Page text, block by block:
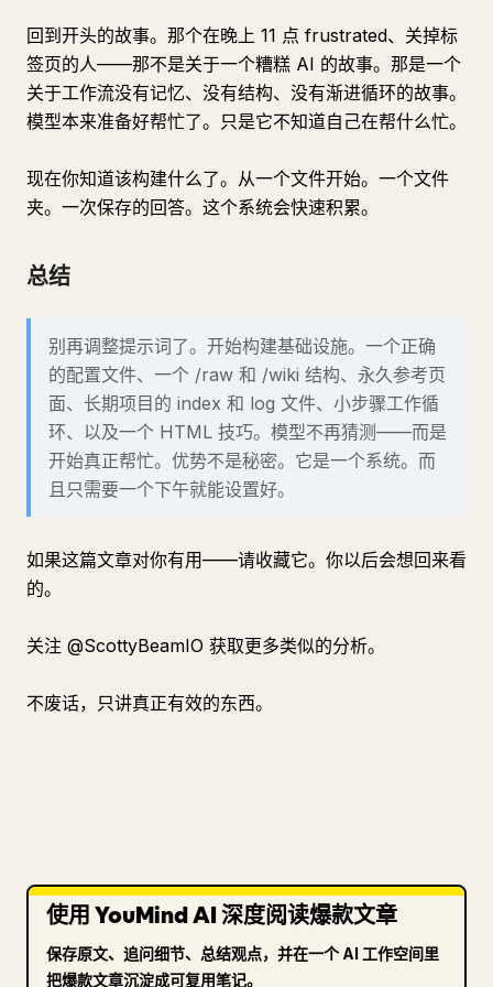
回到开头的故事。那个在晚上 11 点 frustrated、关掉标
签页的人——那不是关于一个糟糕 AI 的故事。那是一个
关于工作流没有记忆、没有结构、没有渐进循环的故事。
模型本来准备好帮忙了。只是它不知道自己在帮什么忙。
现在你知道该构建什么了。从一个文件开始。一个文件
夹。一次保存的回答。这个系统会快速积累。
总结
别再调整提示词了。开始构建基础设施。一个正确
的配置文件、一个 /raw 和 /wiki 结构、永久参考页
面、长期项目的 index 和 log 文件、小步骤工作循
环、以及一个 HTML 技巧。模型不再猜测——而是
开始真正帮忙。优势不是秘密。它是一个系统。而
且只需要一个下午就能设置好。
如果这篇文章对你有用——请收藏它。你以后会想回来看
的。
关注 @ScottyBeamIO 获取更多类似的分析。
不废话，只讲真正有效的东西。
使用 YouMind AI 深度阅读爆款文章
保存原文、追问细节、总结观点，并在一个 AI 工作空间里
把爆款文章沉淀成可复用笔记。